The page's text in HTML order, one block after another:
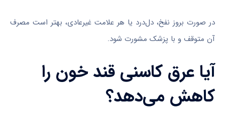
در صورت بروز نفخ، دل‌درد یا هر علامت غیرعادی، بهتر است مصرف
آن متوقف و با پزشک مشورت شود.
آیا عرق کاسنی قند خون را
کاهش می‌دهد؟